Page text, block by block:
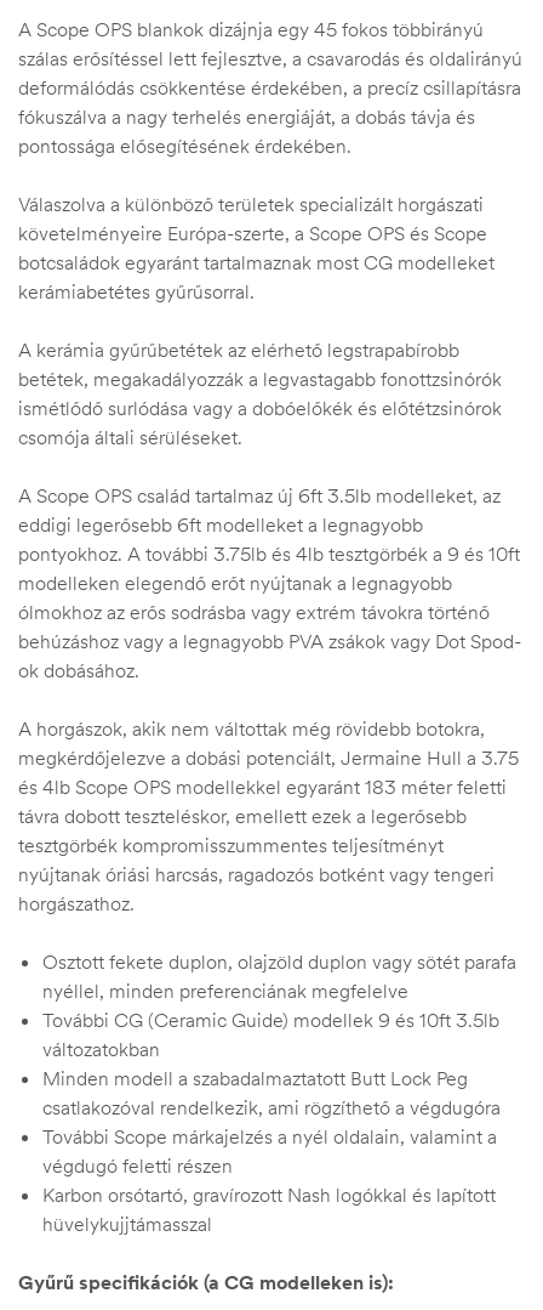
A Scope OPS blankok dizájnja egy 45 fokos többirányú
szálas erősítéssel lett fejlesztve, a csavarodás és oldalirányú
deformálódás csökkentése érdekében, a precíz csillapításra
fókuszálva a nagy terhelés energiáját, a dobás távja és
pontossága elősegítésének érdekében.
Válaszolva a különböző területek specializált horgászati
követelményeire Európa-szerte, a Scope OPS és Scope
botcsaládok egyaránt tartalmaznak most CG modelleket
kerámiabetétes gyűrűsorral.
A kerámia gyűrűbetétek az elérhető legstrapabírobb
betétek, megakadályozzák a legvastagabb fonottzsinórók
ismétlődő surlódása vagy a dobóelőkék és előtétzsinórok
csomója általi sérüléseket.
A Scope OPS család tartalmaz új 6ft 3.5lb modelleket, az
eddigi legerősebb 6ft modelleket a legnagyobb
pontyokhoz. A további 3.75lb és 4lb tesztgörbék a 9 és 10ft
modelleken elegendő erőt nyújtanak a legnagyobb
ólmokhoz az erős sodrásba vagy extrém távokra történő
behúzáshoz vagy a legnagyobb PVA zsákok vagy Dot Spod-
ok dobásához.
A horgászok, akik nem váltottak még rövidebb botokra,
megkérdőjelezve a dobási potenciált, Jermaine Hull a 3.75
és 4lb Scope OPS modellekkel egyaránt 183 méter feletti
távra dobott teszteléskor, emellett ezek a legerősebb
tesztgörbék kompromisszummentes teljesítményt
nyújtanak óriási harcsás, ragadozós botként vagy tengeri
horgászathoz.
Osztott fekete duplon, olajzöld duplon vagy sötét parafa
nyéllel, minden preferenciának megfelelve
További CG (Ceramic Guide) modellek 9 és 10ft 3.5lb
változatokban
Minden modell a szabadalmaztatott Butt Lock Peg
csatlakozóval rendelkezik, ami rögzíthető a végdugóra
További Scope márkajelzés a nyél oldalain, valamint a
végdugó feletti részen
Karbon orsótartó, gravírozott Nash logókkal és lapított
hüvelykujjtámasszal
Gyűrű specifikációk (a CG modelleken is):